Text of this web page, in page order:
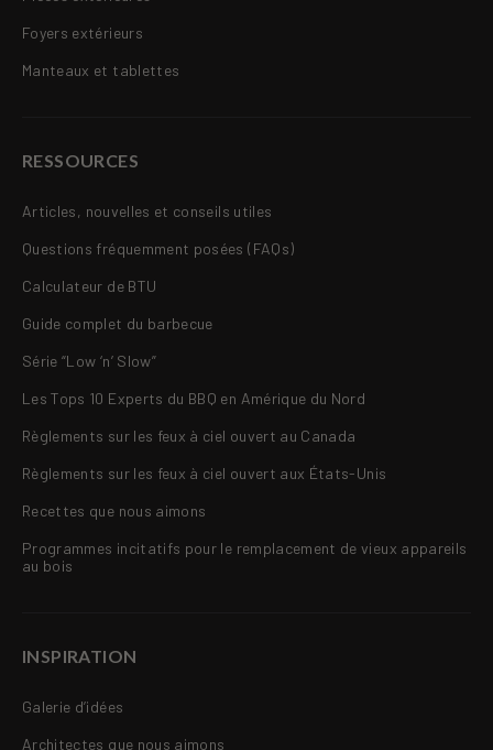
Foyers extérieurs
Manteaux et tablettes
RESSOURCES
Articles, nouvelles et conseils utiles
Questions fréquemment posées (FAQs)
Calculateur de BTU
Guide complet du barbecue
Série “Low ‘n’ Slow”
Les Tops 10 Experts du BBQ en Amérique du Nord
Règlements sur les feux à ciel ouvert au Canada
Règlements sur les feux à ciel ouvert aux États-Unis
Recettes que nous aimons
Programmes incitatifs pour le remplacement de vieux appareils
au bois
INSPIRATION
Galerie d’idées
Architectes que nous aimons